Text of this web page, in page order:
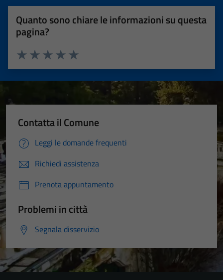
Quanto sono chiare le informazioni su questa
pagina?
Valuta 5 stelle su 5
Valuta 4 stelle su 5
Valuta 3 stelle su 5
Valuta 2 stelle su 5
Valuta 1 stelle su 5
Contatta il Comune
Leggi le domande frequenti
Richiedi assistenza
Prenota appuntamento
Problemi in città
Segnala disservizio